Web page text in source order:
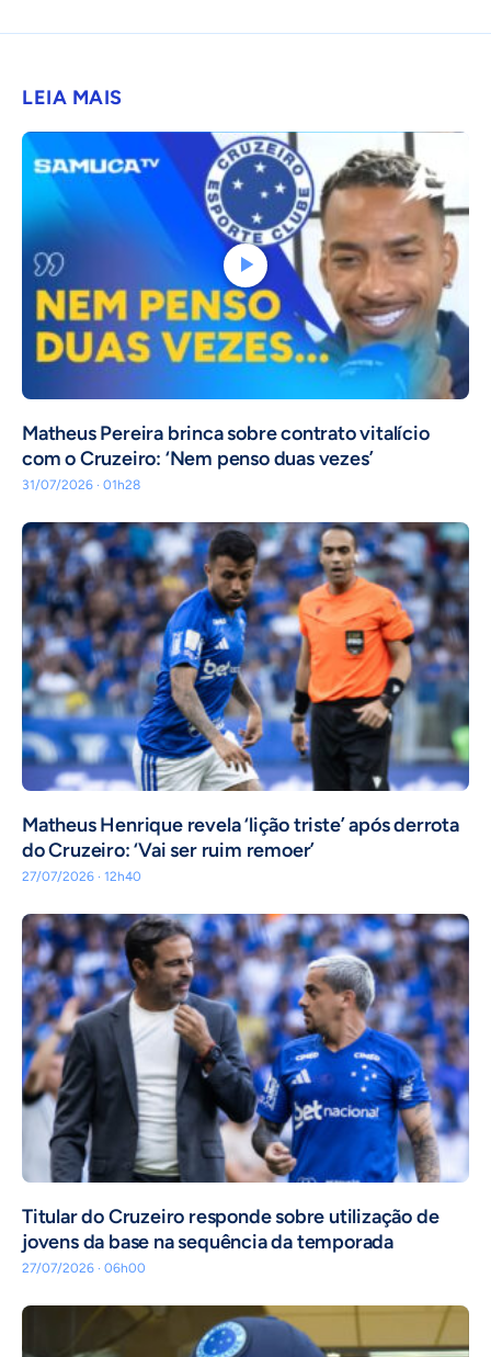
LEIA MAIS
Matheus Pereira brinca sobre contrato vitalício
com o Cruzeiro: ‘Nem penso duas vezes’
31/07/2026 · 01h28
Matheus Henrique revela ‘lição triste’ após derrota
do Cruzeiro: ‘Vai ser ruim remoer’
27/07/2026 · 12h40
Titular do Cruzeiro responde sobre utilização de
jovens da base na sequência da temporada
27/07/2026 · 06h00